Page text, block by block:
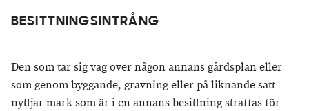
BESITTNINGSINTRÅNG
Den som tar sig väg över någon annans gårdsplan eller
som genom byggande, grävning eller på liknande sätt
nyttjar mark som är i en annans besittning straffas för